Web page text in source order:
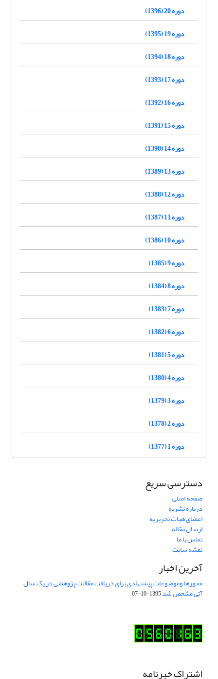
دوره 20 (1396)
دوره 19 (1395)
دوره 18 (1394)
دوره 17 (1393)
دوره 16 (1392)
دوره 15 (1391)
دوره 14 (1390)
دوره 13 (1389)
دوره 12 (1388)
دوره 11 (1387)
دوره 10 (1386)
دوره 9 (1385)
دوره 8 (1384)
دوره 7 (1383)
دوره 6 (1382)
دوره 5 (1381)
دوره 4 (1380)
دوره 3 (1379)
دوره 2 (1378)
دوره 1 (1377)
دسترسی سریع
صفحه اصلی
درباره نشریه
اعضای هیات تحریریه
ارسال مقاله
تماس با ما
نقشه سایت
آخرین اخبار
محورها وموضوعات پیشنهادی برای دریافت مقالات پژوهشی در یک سال
آتی مشخص شد1395-10-07
اشتراک خبرنامه